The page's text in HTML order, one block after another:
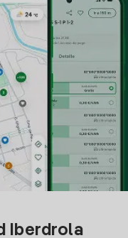
Iberdrola